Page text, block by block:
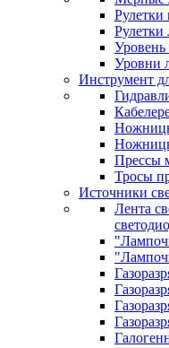
Рулетки
Рулетки
Уровень
Уровни
Инструмент
Прессы
Тросы
Источники
Лента